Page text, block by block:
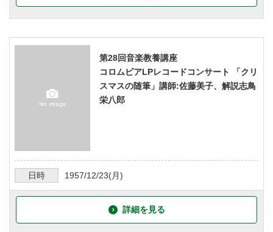
第28回音楽教養講座
コロムビアLPレコードコンサート 「クリ
スマスの随筆」講師:佐藤美子、解説志鳥
栄八郎
日時 1957/12/23(月)
詳細を見る